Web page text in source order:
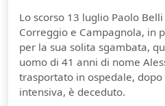
Lo scorso 13 luglio Paolo
Correggio e Campagnola, in
per la sua solita sgambata,
uomo di 41 anni di nome
trasportato in ospedale,
intensiva, è deceduto.